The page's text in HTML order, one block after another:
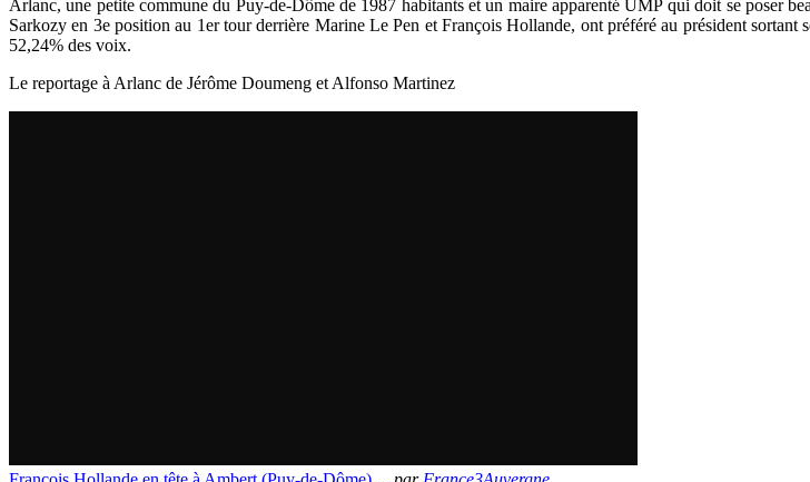
Arlanc, une petite commune du Puy-de-Dôme de 1987 habitants et un maire apparenté UMP qui doit se poser
Sarkozy en 3e position au 1er tour derrière Marine Le Pen et François Hollande, ont préféré au président
52,24% des voix.
Le reportage à Arlanc de Jérôme Doumeng et Alfonso Martinez